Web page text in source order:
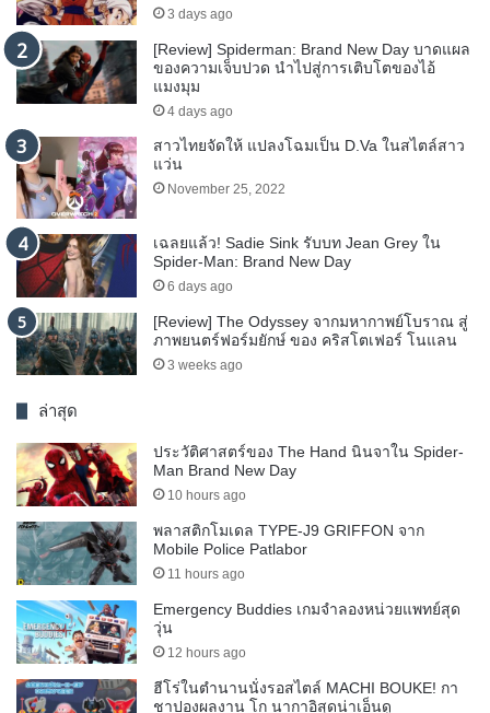
3 days ago
[Review] Spiderman: Brand New Day บาดแผล
ของความเจ็บปวด นำไปสู่การเติบโตของไอ้
แมงมุม
4 days ago
สาวไทยจัดให้ แปลงโฉมเป็น D.Va ในสไตล์สาว
แว่น
November 25, 2022
เฉลยแล้ว! Sadie Sink รับบท Jean Grey ใน
Spider-Man: Brand New Day
6 days ago
[Review] The Odyssey จากมหากาพย์โบราณ สู่
ภาพยนตร์ฟอร์มยักษ์ ของ คริสโตเฟอร์ โนแลน
3 weeks ago
ล่าสุด
ประวัติศาสตร์ของ The Hand นินจาใน Spider-
Man Brand New Day
10 hours ago
พลาสติกโมเดล TYPE-J9 GRIFFON จาก
Mobile Police Patlabor
11 hours ago
Emergency Buddies เกมจำลองหน่วยแพทย์สุด
วุ่น
12 hours ago
ฮีโร่ในตำนานนั่งรอสไตล์ MACHI BOUKE! กา
ชาปองผลงาน โก นากาอิสุดน่าเอ็นดู